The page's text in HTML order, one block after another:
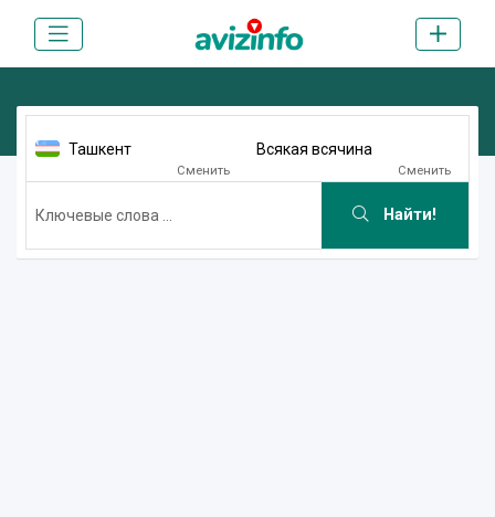
Ташкент
Сменить
Всякая всячина
Сменить
Найти!